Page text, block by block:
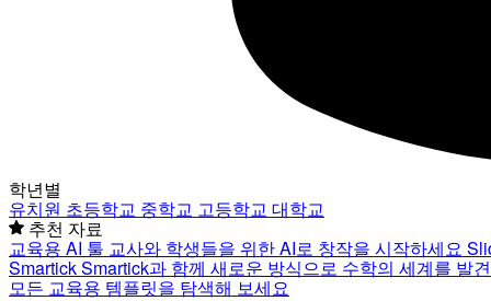
학년별
유치원 초등학교 중학교 고등학교 대학교
추천 자료
교육용 AI 툴 교사와 학생들을 위한 AI로 창작을 시작하세요
SmartickSmartick과 함께 새로운 방식으로 수학의 세계를 발
모든 교육용 템플릿을 탐색해 보세요